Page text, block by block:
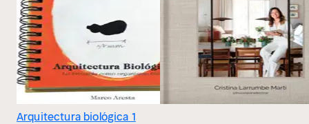
Arquitectura biológica 1